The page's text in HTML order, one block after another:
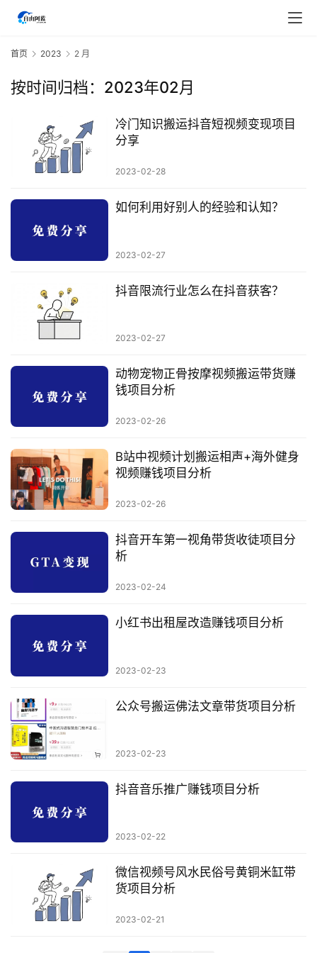
眼
案
例
避
指
运
业
资
源
区
登录
首页 2023 2 月
按时间归档：2023年02月
冷门知识搬运抖音短视频变现项目
分享
2023-02-28
如何利用好别人的经验和认知？
2023-02-27
抖音限流行业怎么在抖音获客？
2023-02-27
动物宠物正骨按摩视频搬运带货赚
钱项目分析
2023-02-26
B站中视频计划搬运相声+海外健身
视频赚钱项目分析
2023-02-26
抖音开车第一视角带货收徒项目分
析
2023-02-24
小红书出租屋改造赚钱项目分析
2023-02-23
公众号搬运佛法文章带货项目分析
2023-02-23
抖音音乐推广赚钱项目分析
2023-02-22
微信视频号风水民俗号黄铜米缸带
货项目分析
2023-02-21